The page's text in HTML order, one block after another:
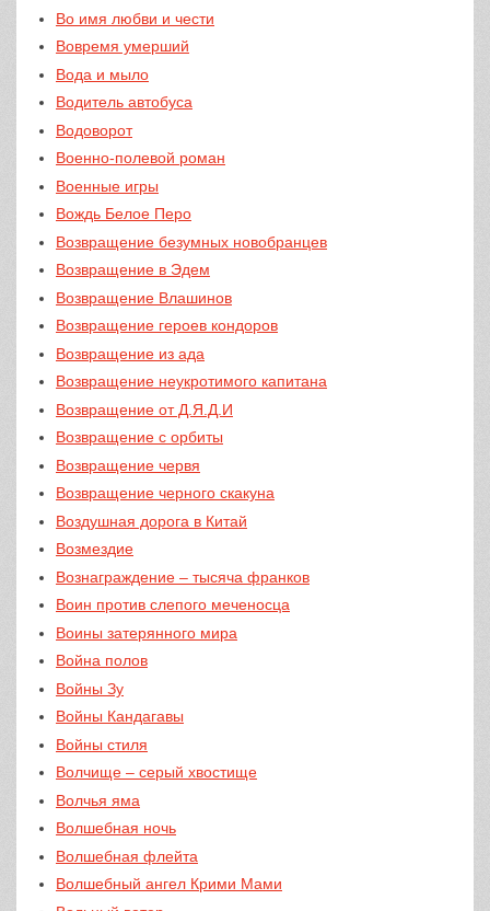
Во имя любви и чести
Вовремя умерший
Вода и мыло
Водитель автобуса
Водоворот
Военно-полевой роман
Военные игры
Вождь Белое Перо
Возвращение безумных новобранцев
Возвращение в Эдем
Возвращение Влашинов
Возвращение героев кондоров
Возвращение из ада
Возвращение неукротимого капитана
Возвращение от Д.Я.Д.И
Возвращение с орбиты
Возвращение червя
Возвращение черного скакуна
Воздушная дорога в Китай
Возмездие
Вознаграждение – тысяча франков
Воин против слепого меченосца
Воины затерянного мира
Война полов
Войны Зу
Войны Кандагавы
Войны стиля
Волчище – серый хвостище
Волчья яма
Волшебная ночь
Волшебная флейта
Волшебный ангел Крими Мами